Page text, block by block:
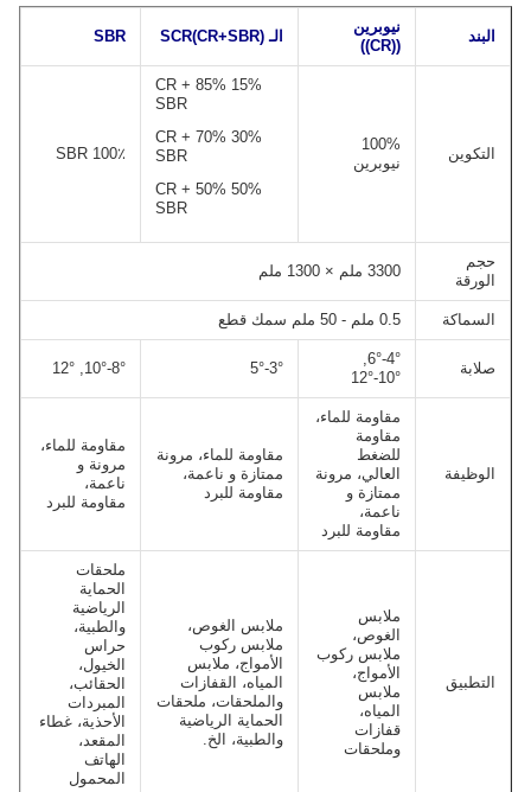
البند
نيوبرين
((CR))
الـ SCR (CR+SBR)
SBR
التكوين
100%
نيوبرين
15% CR + 85%
SBR
30% CR + 70%
SBR
50% CR + 50%
SBR
100٪ SBR
حجم
الورقة
3300 ملم × 1300 ملم
السماكة 0.5 ملم - 50 ملم سمك قطع
صلابة
4°-6°,
10°-12°
3°-5°
8°-10°, 12°
الوظيفة
مقاومة للماء،
مقاومة
للضغط
العالي، مرونة
ممتازة و
ناعمة،
مقاومة للبرد
مقاومة للماء، مرونة
ممتازة و ناعمة،
مقاومة للبرد
مقاومة للماء،
مرونة و
ناعمة،
مقاومة للبرد
التطبيق
ملابس
الغوص،
ملابس ركوب
الأمواج،
ملابس
المياه،
قفازات
وملحقات
ملابس الغوص،
ملابس ركوب
الأمواج، ملابس
المياه، القفازات
والملحقات، ملحقات
الحماية الرياضية
والطبية، الخ.
ملحقات
الحماية
الرياضية
والطبية،
حراس
الخيول،
الحقائب،
المبردات
الأحذية، غطاء
المقعد،
الهاتف
المحمول